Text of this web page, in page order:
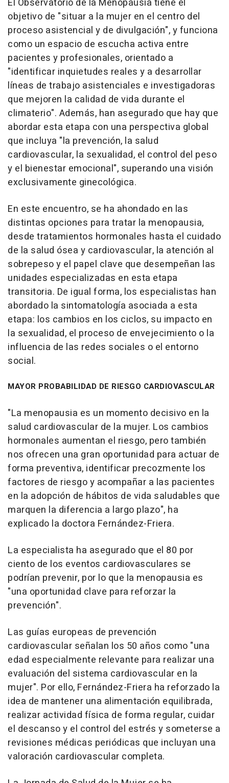
El Observatorio de la Menopausia tiene el
objetivo de "situar a la mujer en el centro del
proceso asistencial y de divulgación", y funciona
como un espacio de escucha activa entre
pacientes y profesionales, orientado a
"identificar inquietudes reales y a desarrollar
líneas de trabajo asistenciales e investigadoras
que mejoren la calidad de vida durante el
climaterio". Además, han asegurado que hay que
abordar esta etapa con una perspectiva global
que incluya "la prevención, la salud
cardiovascular, la sexualidad, el control del peso
y el bienestar emocional", superando una visión
exclusivamente ginecológica.
En este encuentro, se ha ahondado en las
distintas opciones para tratar la menopausia,
desde tratamientos hormonales hasta el cuidado
de la salud ósea y cardiovascular, la atención al
sobrepeso y el papel clave que desempeñan las
unidades especializadas en esta etapa
transitoria. De igual forma, los especialistas han
abordado la sintomatología asociada a esta
etapa: los cambios en los ciclos, su impacto en
la sexualidad, el proceso de envejecimiento o la
influencia de las redes sociales o el entorno
social.
MAYOR PROBABILIDAD DE RIESGO CARDIOVASCULAR
"La menopausia es un momento decisivo en la
salud cardiovascular de la mujer. Los cambios
hormonales aumentan el riesgo, pero también
nos ofrecen una gran oportunidad para actuar de
forma preventiva, identificar precozmente los
factores de riesgo y acompañar a las pacientes
en la adopción de hábitos de vida saludables que
marquen la diferencia a largo plazo", ha
explicado la doctora Fernández-Friera.
La especialista ha asegurado que el 80 por
ciento de los eventos cardiovasculares se
podrían prevenir, por lo que la menopausia es
"una oportunidad clave para reforzar la
prevención".
Las guías europeas de prevención
cardiovascular señalan los 50 años como "una
edad especialmente relevante para realizar una
evaluación del sistema cardiovascular en la
mujer". Por ello, Fernández-Friera ha reforzado la
idea de mantener una alimentación equilibrada,
realizar actividad física de forma regular, cuidar
el descanso y el control del estrés y someterse a
revisiones médicas periódicas que incluyan una
valoración cardiovascular completa.